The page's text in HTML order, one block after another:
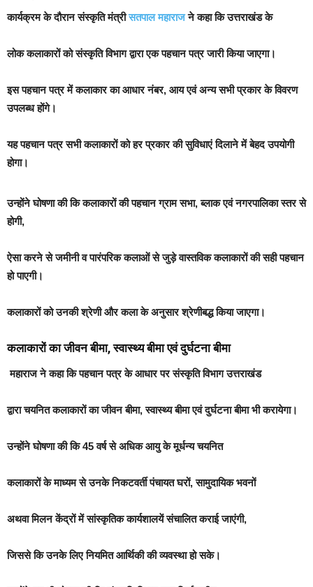
कार्यक्रम के दौरान संस्कृति मंत्रीसतपाल महाराजने कहा कि उत्तराखंड के
लोक कलाकारों को संस्कृति विभाग द्वारा एक पहचान पत्र जारी किया जाएगा।
इस पहचान पत्र में कलाकार का आधार नंबर, आय एवं अन्य सभी प्रकार के विवरण
उपलब्ध होंगे।
यह पहचान पत्र सभी कलाकारों को हर प्रकार की सुविधाएं दिलाने में बेहद उपयोगी
होगा।
उन्होंने घोषणा की कि कलाकारों की पहचान ग्राम सभा, ब्लाक एवं नगरपालिका स्तर से
होगी,
ऐसा करने से जमीनी व पारंपरिक कलाओं से जुड़े वास्तविक कलाकारों की सही पहचान
हो पाएगी।
कलाकारों को उनकी श्रेणी और कला के अनुसार श्रेणीबद्ध किया जाएगा।
कलाकारों का जीवन बीमा, स्वास्थ्य बीमा एवं दुर्घटना बीमा
महाराज ने कहा कि पहचान पत्र के आधार पर संस्कृति विभाग उत्तराखंड
द्वारा चयनित कलाकारों का जीवन बीमा, स्वास्थ्य बीमा एवं दुर्घटना बीमा भी करायेगा।
उन्होंने घोषणा की कि 45 वर्ष से अधिक आयु के मूर्धन्य चयनित
कलाकारों के माध्यम से उनके निकटवर्ती पंचायत घरों, सामुदायिक भवनों
अथवा मिलन केंद्रों में सांस्कृतिक कार्यशालयें संचालित कराई जाएंगी,
जिससे कि उनके लिए नियमित आर्थिकी की व्यवस्था हो सके।